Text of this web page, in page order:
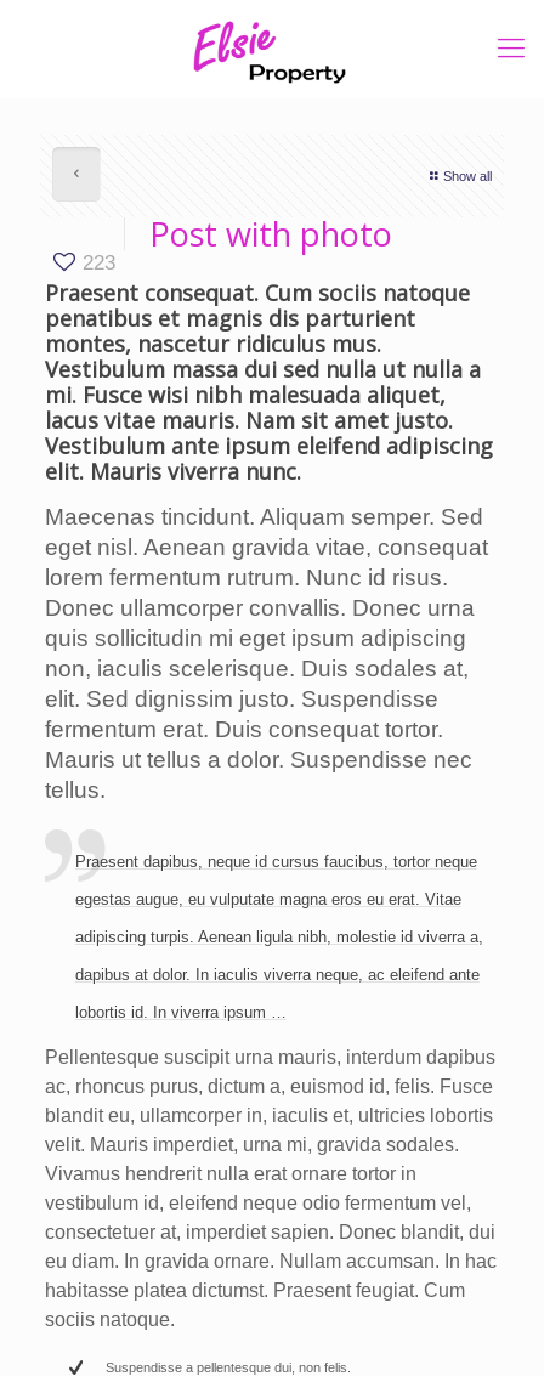
Show all
223
Post with photo
Praesent consequat. Cum sociis natoque
penatibus et magnis dis parturient
montes, nascetur ridiculus mus.
Vestibulum massa dui sed nulla ut nulla a
mi. Fusce wisi nibh malesuada aliquet,
lacus vitae mauris. Nam sit amet justo.
Vestibulum ante ipsum eleifend adipiscing
elit. Mauris viverra nunc.
Maecenas tincidunt. Aliquam semper. Sed
eget nisl. Aenean gravida vitae, consequat
lorem fermentum rutrum. Nunc id risus.
Donec ullamcorper convallis. Donec urna
quis sollicitudin mi eget ipsum adipiscing
non, iaculis scelerisque. Duis sodales at,
elit. Sed dignissim justo. Suspendisse
fermentum erat. Duis consequat tortor.
Mauris ut tellus a dolor. Suspendisse nec
tellus.
Praesent dapibus, neque id cursus faucibus, tortor neque
egestas augue, eu vulputate magna eros eu erat. Vitae
adipiscing turpis. Aenean ligula nibh, molestie id viverra a,
dapibus at dolor. In iaculis viverra neque, ac eleifend ante
lobortis id. In viverra ipsum …
Pellentesque suscipit urna mauris, interdum dapibus
ac, rhoncus purus, dictum a, euismod id, felis. Fusce
blandit eu, ullamcorper in, iaculis et, ultricies lobortis
velit. Mauris imperdiet, urna mi, gravida sodales.
Vivamus hendrerit nulla erat ornare tortor in
vestibulum id, eleifend neque odio fermentum vel,
consectetuer at, imperdiet sapien. Donec blandit, dui
eu diam. In gravida ornare. Nullam accumsan. In hac
habitasse platea dictumst. Praesent feugiat. Cum
sociis natoque.
Suspendisse a pellentesque dui, non felis.